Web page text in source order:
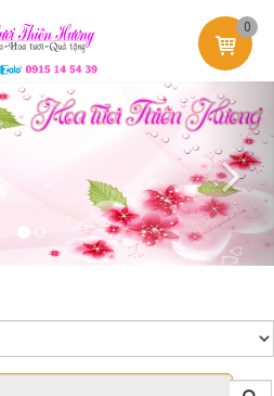
0